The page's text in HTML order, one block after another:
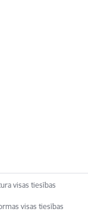
visas tiesības
visas tiesības